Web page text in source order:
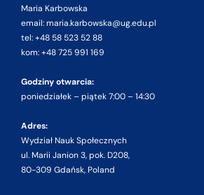
Maria Karbowska
email: maria.karbowska@ug.edu.pl
tel: +48 58 523 52 88
kom: +48 725 991 169
Godziny otwarcia:
poniedziałek – piątek 7:00 – 14:30
Adres:
Wydział Nauk Społecznych
ul. Marii Janion 3, pok. D208,
80-309 Gdańsk, Poland